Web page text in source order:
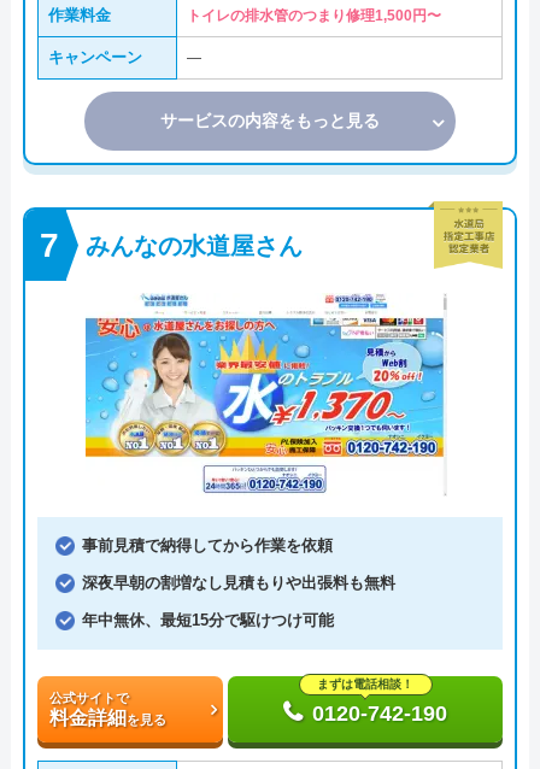
作業料金 トイレの排水管のつまり修理1,500円〜
キャンペーン ―
サービスの内容をもっと見る
みんなの水道屋さん
事前見積で納得してから作業を依頼
深夜早朝の割増なし見積もりや出張料も無料
年中無休、最短15分で駆けつけ可能
公式サイトで
料金詳細を見る
まずは電話相談！
0120-742-190